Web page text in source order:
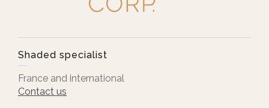
Shaded specialist
France and international
Contact us